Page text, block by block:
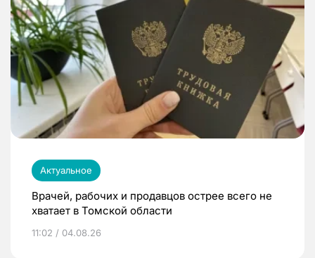
Актуальное
Врачей, рабочих и продавцов острее всего не
хватает в Томской области
11:02 / 04.08.26